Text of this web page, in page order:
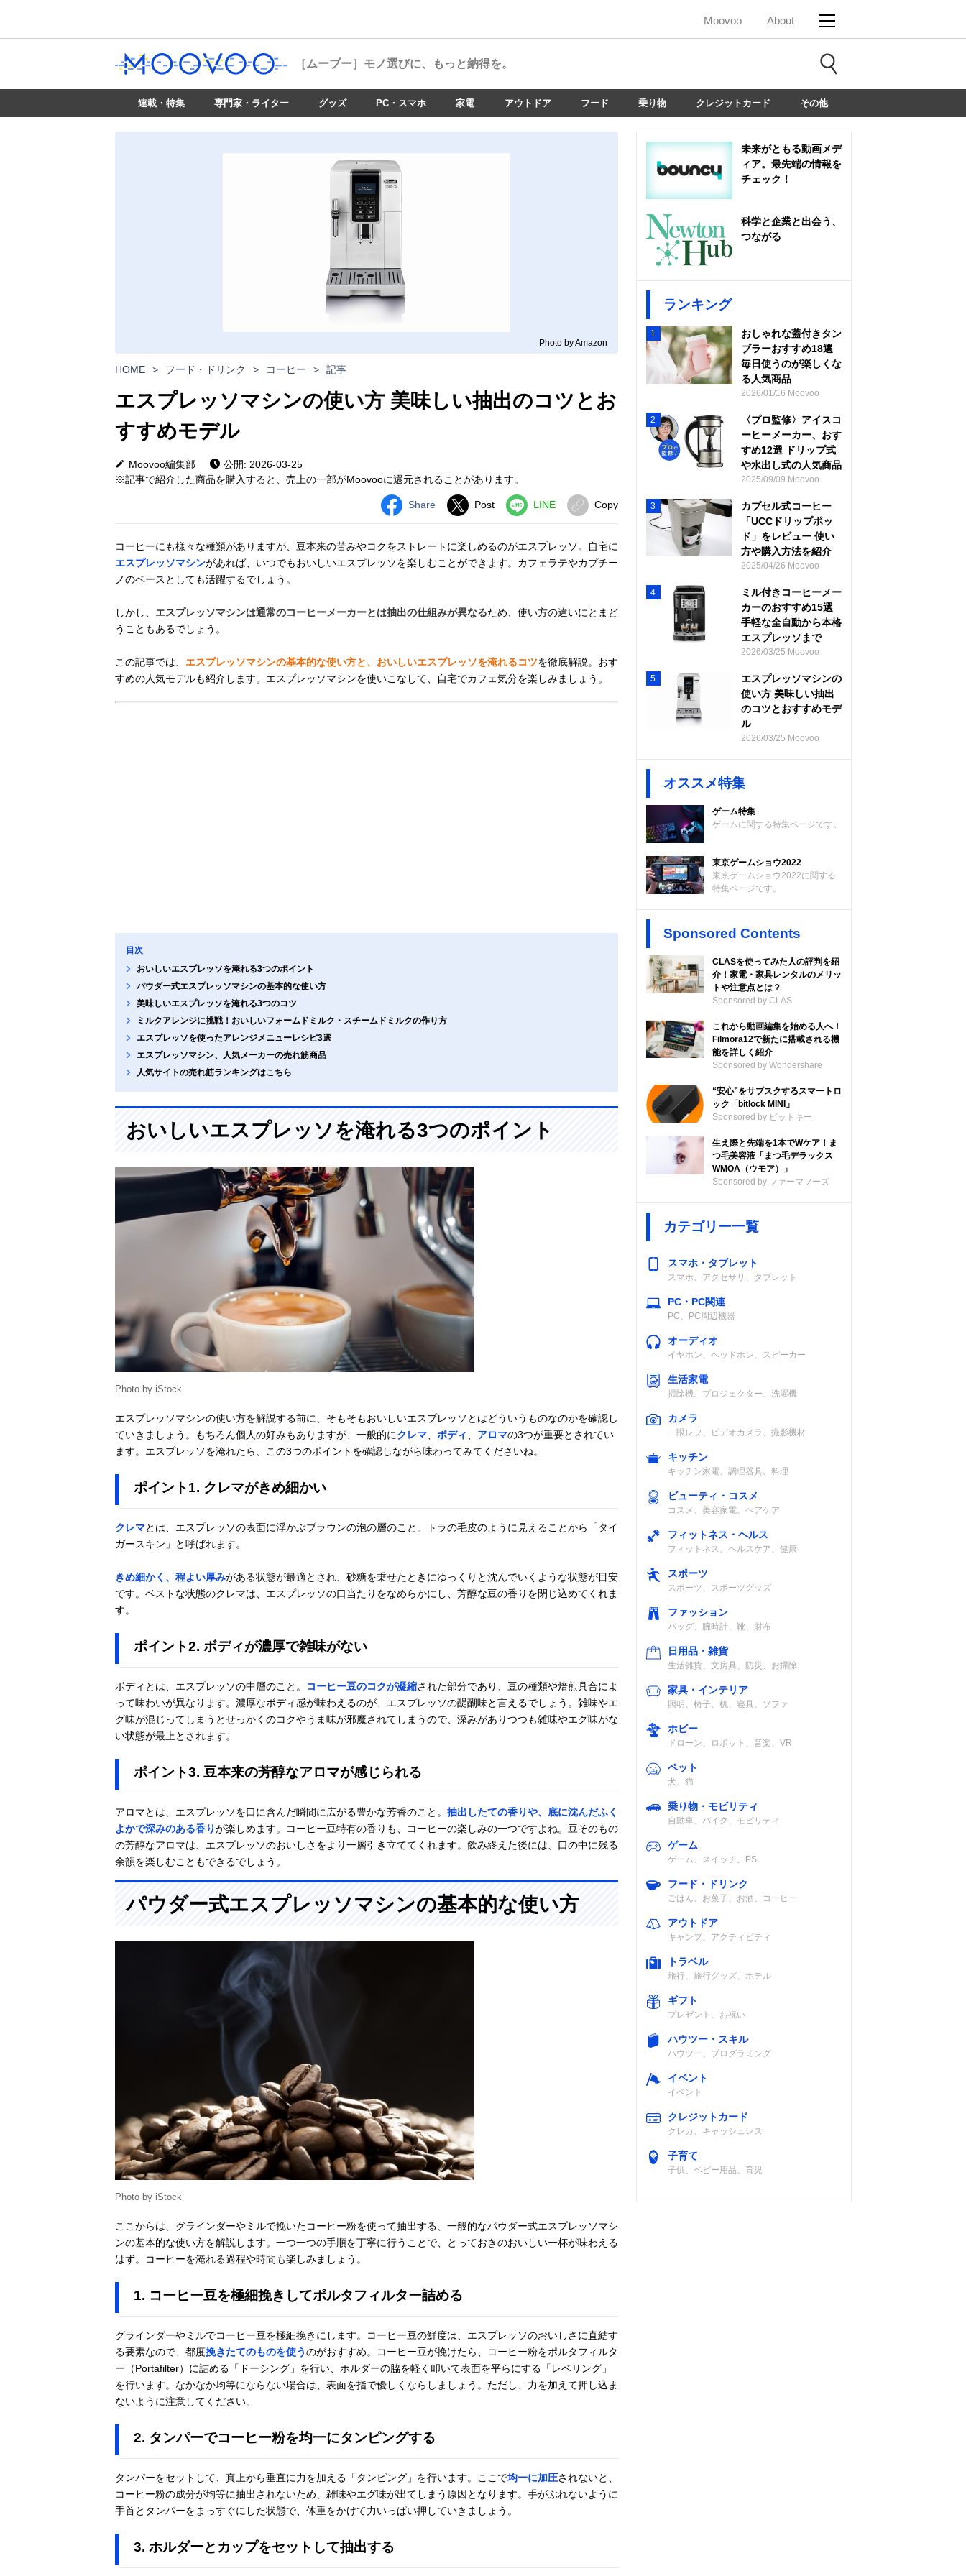
Moovoo About
［ムーブー］ モノ選びに、もっと納得を。
連載・特集 専門家・ライター グッズ PC・スマホ 家電 アウトドア フード 乗り物 クレジットカード その他
Photo by Amazon
HOME > フード・ドリンク > コーヒー > 記事
エスプレッソマシンの使い方 美味しい抽出のコツとお
すすめモデル
Moovoo編集部
公開: 2026-03-25
※記事で紹介した商品を購入すると、売上の一部がMoovooに還元されることがあります。
Share Post LINE Copy
コーヒーにも様々な種類がありますが、豆本来の苦みやコクをストレートに楽しめるのがエスプレッソ。自宅に
エスプレッソマシンがあれば、いつでもおいしいエスプレッソを楽しむことができます。カフェラテやカプチー
ノのベースとしても活躍するでしょう。
しかし、 エスプレッソマシンは通常のコーヒーメーカーとは抽出の仕組みが異なるため、使い方の違いにとまど
うこともあるでしょう。
この記事では、 エスプレッソマシンの基本的な使い方と、おいしいエスプレッソを淹れるコツを徹底解説。おす
すめの人気モデルも紹介します。エスプレッソマシンを使いこなして、自宅でカフェ気分を楽しみましょう。
目次
おいしいエスプレッソを淹れる3つのポイント
パウダー式エスプレッソマシンの基本的な使い方
美味しいエスプレッソを淹れる3つのコツ
ミルクアレンジに挑戦！おいしいフォームドミルク・スチームドミルクの作り方
エスプレッソを使ったアレンジメニューレシピ3選
エスプレッソマシン、人気メーカーの売れ筋商品
人気サイトの売れ筋ランキングはこちら
おいしいエスプレッソを淹れる3つのポイント
Photo by iStock
エスプレッソマシンの使い方を解説する前に、そもそもおいしいエスプレッソとはどういうものなのかを確認し
ていきましょう。もちろん個人の好みもありますが、一般的にクレマ、 ボディ アロマの3つが重要とされてい
ます。エスプレッソを淹れたら、この3つのポイントを確認しながら味わってみてくださいね。
ポイント1. クレマがきめ細かい
クレマとは、エスプレッソの表面に浮かぶブラウンの泡の層のこと。トラの毛皮のように見えることから「タイ
ガースキン」と呼ばれます。
きめ細かく、程よい厚みがある状態が最適とされ、砂糖を乗せたときにゆっくりと沈んでいくような状態が目安
です。ベストな状態のクレマは、エスプレッソの口当たりをなめらかにし、芳醇な豆の香りを閉じ込めてくれま
す。
ポイント2. ボディが濃厚で雑味がない
ボディとは、エスプレッソの中層のこと。 コーヒー豆のコクが凝縮された部分であり、豆の種類や焙煎具合によ
って味わいが異なります。濃厚なボディ感が味わえるのが、エスプレッソの醍醐味と言えるでしょう。雑味やエ
グ味が混じってしまうとせっかくのコクやうま味が邪魔されてしまうので、深みがありつつも雑味やエグ味がな
い状態が最上とされます。
ポイント3. 豆本来の芳醇なアロマが感じられる
アロマとは、エスプレッソを口に含んだ瞬間に広がる豊かな芳香のこと。 抽出したての香りや、底に沈んだふく
よかで深みのある香りが楽しめます。コーヒー豆特有の香りも、コーヒーの楽しみの一つですよね。豆そのもの
の芳醇なアロマは、エスプレッソのおいしさをより一層引き立ててくれます。飲み終えた後には、口の中に残る
余韻を楽しむこともできるでしょう。
パウダー式エスプレッソマシンの基本的な使い方
Photo by iStock
ここからは、グラインダーやミルで挽いたコーヒー粉を使って抽出する、一般的なパウダー式エスプレッソマシ
ンの基本的な使い方を解説します。一つ一つの手順を丁寧に行うことで、とっておきのおいしい一杯が味わえる
はず。コーヒーを淹れる過程や時間も楽しみましょう。
1. コーヒー豆を極細挽きしてポルタフィルター詰める
グラインダーやミルでコーヒー豆を極細挽きにします。コーヒー豆の鮮度は、エスプレッソのおいしさに直結す
る要素なので、都度挽きたてのものを使うのがおすすめ。コーヒー豆が挽けたら、コーヒー粉をポルタフィルタ
ー（Portafilter）に詰める「ドーシング」を行い、ホルダーの脇を軽く叩いて表面を平らにする「レベリング」
を行います。なかなか均等にならない場合は、表面を指で優しくならしましょう。ただし、力を加えて押し込ま
ないように注意してください。
2. タンパーでコーヒー粉を均一にタンピングする
タンパーをセットして、真上から垂直に力を加える「タンピング」を行います。ここで均一に加圧されないと、
コーヒー粉の成分が均等に抽出されないため、雑味やエグ味が出てしまう原因となります。手がぶれないように
手首とタンパーをまっすぐにした状態で、体重をかけて力いっぱい押していきましょう。
3. ホルダーとカップをセットして抽出する
未来がともる動画メデ
ィア。最先端の情報を
チェック！
科学と企業と出会う、
つながる
ランキング
1
おしゃれな蓋付きタン
ブラーおすすめ18選
毎日使うのが楽しくな
る人気商品
2026/01/16 Moovoo
2
〈プロ監修〉アイスコ
ーヒーメーカー、おす
すめ12選 ドリップ式
や水出し式の人気商品
2025/09/09 Moovoo
3
カプセル式コーヒー
「UCCドリップポッ
ド」をレビュー 使い
方や購入方法を紹介
2025/04/26 Moovoo
4
ミル付きコーヒーメー
カーのおすすめ15選
手軽な全自動から本格
エスプレッソまで
2026/03/25 Moovoo
5
エスプレッソマシンの
使い方 美味しい抽出
のコツとおすすめモデ
ル
2026/03/25 Moovoo
オススメ特集
ゲーム特集
ゲームに関する特集ページです。
東京ゲームショウ2022
東京ゲームショウ2022に関する
特集ページです。
Sponsored Contents
CLASを使ってみた人の評判を紹
介！家電・家具レンタルのメリッ
トや注意点とは？
Sponsored by CLAS
これから動画編集を始める人へ！
Filmora12で新たに搭載される機
能を詳しく紹介
Sponsored by Wondershare
“安心”をサブスクするスマートロ
ック「bitlock MINI」
Sponsored by ビットキー
生え際と先端を1本でWケア！ま
つ毛美容液「まつ毛デラックス
WMOA（ウモア）」
Sponsored by ファーマフーズ
カテゴリー一覧
スマホ・タブレット
スマホ、アクセサリ、タブレット
PC・PC関連
PC、PC周辺機器
オーディオ
イヤホン、ヘッドホン、スピーカー
生活家電
掃除機、プロジェクター、洗濯機
カメラ
一眼レフ、ビデオカメラ、撮影機材
キッチン
キッチン家電、調理器具、料理
ビューティ・コスメ
コスメ、美容家電、ヘアケア
フィットネス・ヘルス
フィットネス、ヘルスケア、健康
スポーツ
スポーツ、スポーツグッズ
ファッション
バッグ、腕時計、靴、財布
日用品・雑貨
生活雑貨、文房具、防災、お掃除
家具・インテリア
照明、椅子、机、寝具、ソファ
ホビー
ドローン、ロボット、音楽、VR
ペット
犬、猫
乗り物・モビリティ
自動車、バイク、モビリティ
ゲーム
ゲーム、スイッチ、PS
フード・ドリンク
ごはん、お菓子、お酒、コーヒー
アウトドア
キャンプ、アクティビティ
トラベル
旅行、旅行グッズ、ホテル
ギフト
プレゼント、お祝い
ハウツー・スキル
ハウツー、プログラミング
イベント
イベント
クレジットカード
クレカ、キャッシュレス
子育て
子供、ベビー用品、育児